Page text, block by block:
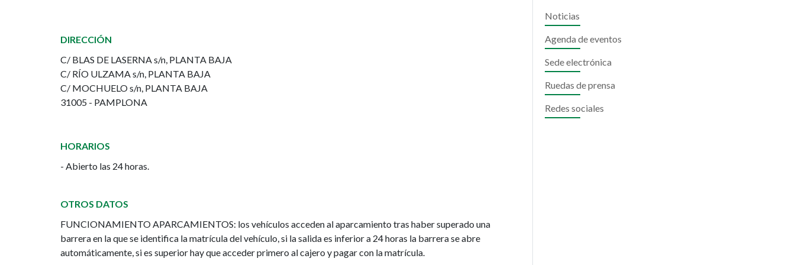
Milagrosa
/
Azpilagaña
DIRECCIÓN
C/ BLAS DE LASERNA s/n, PLANTA BAJA
C/ RÍO ULZAMA s/n, PLANTA BAJA
C/ MOCHUELO s/n, PLANTA BAJA
31005 - PAMPLONA
HORARIOS
- Abierto las 24 horas.
OTROS DATOS
FUNCIONAMIENTO APARCAMIENTOS: los vehículos acceden al aparcamiento tras haber superado una
barrera en la que se identifica la matrícula del vehículo, si la salida es inferior a 24 horas la barrera se abre
automáticamente, si es superior hay que acceder primero al cajero y pagar con la matrícula.
Noticias
Agenda de eventos
Sede electrónica
Ruedas de prensa
Redes sociales